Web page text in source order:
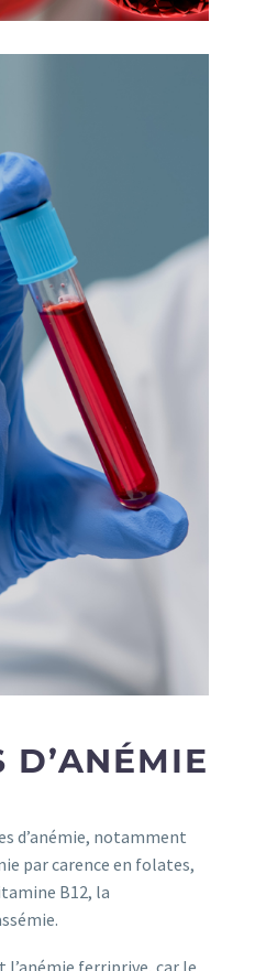
D’ANÉMIE
d’anémie, notamment
par carence en folates,
B12, la
l’anémie ferriprive, car le